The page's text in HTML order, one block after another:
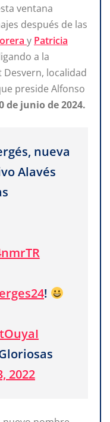
ventana
después de las
y Patricia
a la
localidad
preside Alfonso
de junio de 2024.
nueva
Alavés
!
2022